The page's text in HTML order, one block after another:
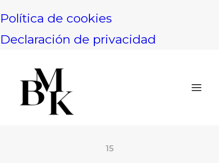
Política de cookies
Declaración de privacidad
15